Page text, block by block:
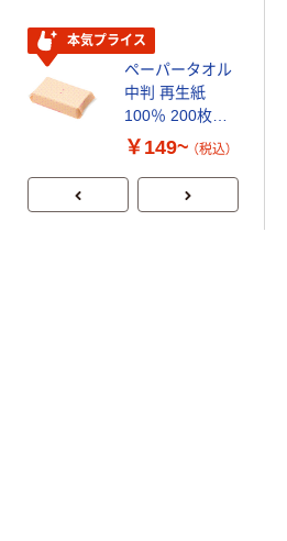
証
本気プライス
ペーパータオル
中判 再生紙
100％ 200枚
FSC認証 シング
企画 オリジナル
￥149~ （税込）